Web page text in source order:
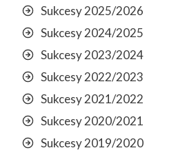
Sukcesy 2025/2026
Sukcesy 2024/2025
Sukcesy 2023/2024
Sukcesy 2022/2023
Sukcesy 2021/2022
Sukcesy 2020/2021
Sukcesy 2019/2020